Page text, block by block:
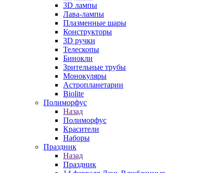
3D лампы
Лава-лампы
Плазменные шары
Конструкторы
3D ручки
Телескопы
Бинокли
Зрительные трубы
Монокуляры
Астропланетарии
Biolite
Полиморфус
Назад
Полиморфус
Красители
Наборы
Праздник
Назад
Праздник